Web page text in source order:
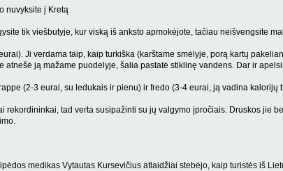
nuvyksite į Kretą
tik viešbutyje, kur viską iš anksto apmokėjote, tačiau neišvengsite
Ji verdama taip, kaip turkiška (karštame smėlyje, porą kartų
atnešė ją mažame puodelyje, šalia pastatė stiklinę vandens. Dar ir
(2-3 eurai, su ledukais ir pienu) ir fredo (3-4 eurai, ją vadina
rekordininkai, tad verta susipažinti su jų valgymo įpročiais. Druskos jie
medikas Vytautas Kursevičius atlaidžiai stebėjo, kaip turistės iš